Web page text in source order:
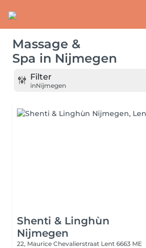
Massage &
Spa in Nijmegen
Filter
inNijmegen
Shenti & Linghùn
Nijmegen
22, Maurice Chevalierstraat Lent 6663 ME